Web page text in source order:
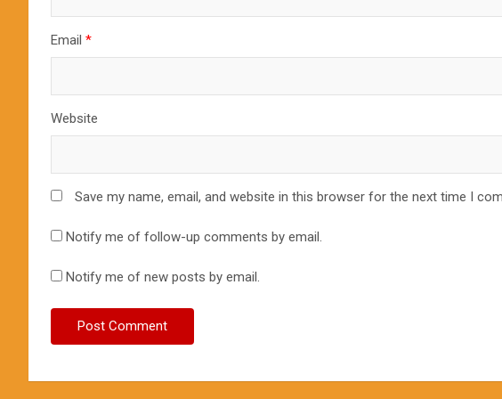
Email *
Website
Save my name, email, and website in this browser for the next time I
Notify me of follow-up comments by email.
Notify me of new posts by email.